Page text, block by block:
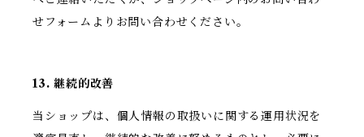
せフォームよりお問い合わせください。
13. 継続的改善
当ショップは、個人情報の取扱いに関する運用状況を